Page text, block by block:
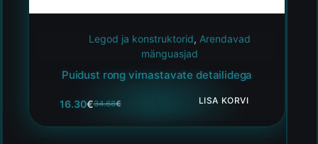
Legod ja konstruktorid, Arendavad
mänguasjad
Puidust rong virnastavate detailidega
34.68€
16.30€ LISA KORVI